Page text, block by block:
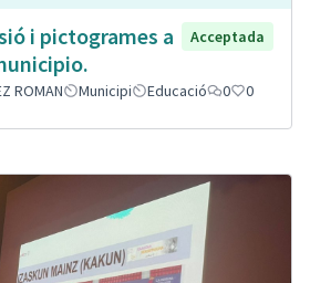
i pictogrames a
Acceptada
ROMAN Municipi Educació 0 0